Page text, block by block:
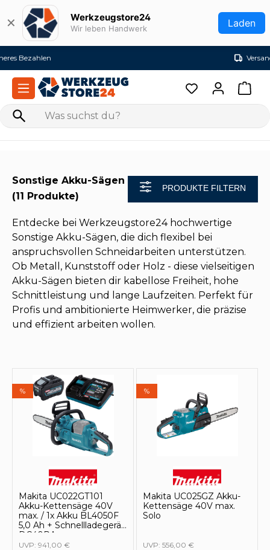
Zum Hauptinhalt springen
✕ Werkzeugstore24
Wir leben Handwerk Laden
Sonstige Akku-Sägen
(11 Produkte)
PRODUKTE FILTERN
Entdecke bei Werkzeugstore24 hochwertige
Sonstige Akku-Sägen, die dich flexibel bei
anspruchsvollen Schneidarbeiten unterstützen.
Ob Metall, Kunststoff oder Holz - diese vielseitigen
Akku-Sägen bieten dir kabellose Freiheit, hohe
Schnittleistung und lange Laufzeiten. Perfekt für
Profis und ambitionierte Heimwerker, die präzise
und effizient arbeiten wollen.
%
Makita UC022GT101
Akku-Kettensäge 40V
max. / 1x Akku BL4050F
5,0 Ah + Schnellladegerät
DC40RA
UVP: 941,00 €
%
Makita UC025GZ Akku-
Kettensäge 40V max.
Solo
UVP: 556,00 €